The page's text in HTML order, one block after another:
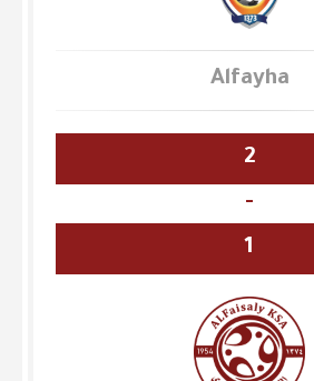
Alfayha
2
-
1